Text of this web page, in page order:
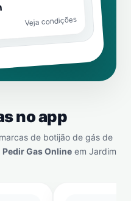
Veja condições
no app
de botijão de gás de
Pedir Gas Online em Jardim